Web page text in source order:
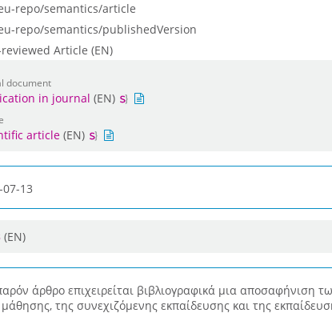
repo/semantics/article
repo/semantics/publishedVersion
Article (EN)
document
in journal (EN)
article(EN)
13
(EN)
άρθρο επιχειρείται βιβλιογραφικά μια αποσαφήνιση
της συνεχιζόμενης εκπαίδευσης και της